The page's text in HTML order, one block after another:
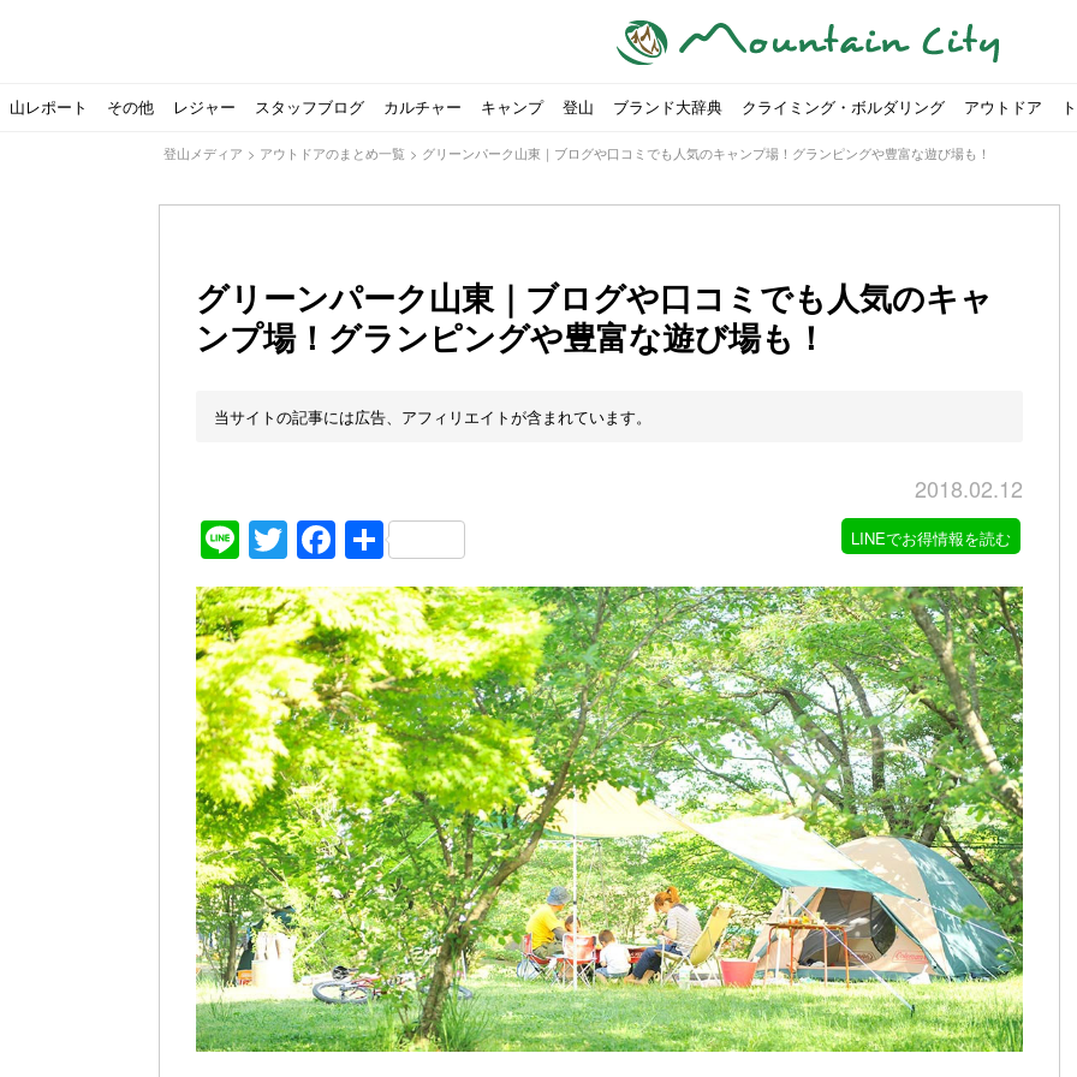
山レポート
北アルプスの最奥部、黒部・雲ノ平へ！有名なクラシックルート「北鎌尾根」から槍ヶ岳へ！登山女子Kajoの自粛明け登山企画vol.2〜初秋の黒岳編〜
その他
おでかけ情報サービス「aumo」が連携するメディア数が500社を突破！
使わない土地の負担が重荷に！権利を放棄できる？山を買ってレジャーを楽しみたい！山の値段相場や売買の注
レジャー
キャンプYouTuber尾上祐一郎が自信を持ってオススメ！ソロキャンプに最適なテント5選
アトミックのスキー板は初心者におすすめ！3つの理由, 選び方, おすすめモデル
【お手頃キャンピングカー紹介】Japan CampingCar Show
スタッフブログ
スノーピークの限定バーナー入荷しました猫が支配している島？ 福岡の猫島に行ってみた【こずチャンネル】使わなくなったキャンプ道具の行方！【
カルチャー
パタゴニアのウエアやビールが「地球を救う」その理由とは押入れに眠っていませんか？アウトドア用品をマウンガで高価買取する方法
2018年夏｜マウンテンシティインスタフォトコンテスト開催
キャンプ
【ソロキャンプの魅力を満喫】ソロテントの選び方やおすすめのテント7選をご紹介！
【ポップアップテントおすすめ5選】選び方や注意点・お手入れ方法を解説
【最強の保冷剤5選】保冷剤の役割や選び方・効率的な冷や
登山
ゴアテックスウエアの洗濯・保管やメンテナンス方法は？キャンプ女子Kajoが洗ってみた！
北アルプスの最奥部、黒部・雲ノ平へ！【ソロキャンプや登山に】湯切り不要パスタの作り方！深型
ブランド大辞典
【注目】モンベルがキャンプ用品に注力！｜モンベル春夏の新商品をご紹介
登山時計の代名詞スント・コアの魅力と使い方｜人気おすすめモデル5選
キャンプ・ハイキング用ヘッドライトを選ぶ4つのポイント
クライミング・ボルダリング
人気の靴メーカー！スカルパの特集！選び方とおすすめシューズをご紹介
クライミング道具はゼロポイントで揃えよう！種類別で人気アイテムを紹介！
【山岳四団体声明発表】なぜ今、登山やクライミングを自粛
アウトドア
パティシエキャンパーSakiさんに教わる！『かんたん手作りツナ』の作り方
パティシエキャンパーSakiさんに教わる！『本格マルゲリータピザ』の作り方
パティシエキャンパーSakiさんに教わる！『モッツァレラチ
登山歴3年目のテント泊装備・持ち物をご紹介します【八ヶ岳最高峰へ】南八ヶ岳テント泊登山、赤岳〜横岳〜硫黄岳の縦走コースをご紹介
北八ヶ岳池めぐり山行コース解説。日帰り可能なプランをご
【2021年最新！】9月Amazonのタイムセールをお得に攻略する方法
ペトロマックスの焚き火台でおすすめなものはどれ？特徴も合わせて解説！
ふるさと納税で焚き火台が手に入る？初心者でも手続きはカ
「オトナ女子の山登り」チャンネル、山下舞弓さんが動画投稿を始めたワケとは？
【山でも街でも】ジャックウルフスキンの魅力と用途別おすすめリュック9選
防水？非防水？トレイルランニングシューズはどちらを選ぶ
【高品質】この冬使いたいマーモットのフリース、ダウン！お得な入手方法も
ビクトリノックスのマルチツールを用途別で紹介！人生の相棒を見つけよう！
登山用リュックならグレゴリー！選ぶポイントと容量別おす
人気の靴メーカー！スカルパの特集！選び方とおすすめシューズをご紹介
フォックスファイヤーのおすすめウェア8選！防虫, 防水, カメラ用を解説
ヒルバーグのテントは用途に合わせてレーベルで選ぶ！おす
源流テンカラ釣り たいしょーの想い出釣行記＃１山形の源流「最初の装備は重かった」
源流テンカラ釣りのリアルがここにある！料理も魅力の「源流居酒屋よーこ」チャンネル徹底
【#STAY HOME】釣りに行けないから、家で魚を捌いてみよ
ゴアテックスウエアの洗濯・保管やメンテナンス方法は？キャンプ女子Kajoが洗ってみた！
日本向けに作られた『アクシーズクイン』、人気の理由とおすすめウェアを紹介
フォックスファイヤーのおすすめウェア8選！防虫, 防水, カ
源流テンカラ釣りのリアルがここにある！料理も魅力の「源流居酒屋よーこ」チャンネル徹底取材！
パティシエキャンパーSakiさんに教わる！『濃厚蒸しショコラ』の作り方
【#STAY HOME】お家でアウトドア気分〜ホットサンド編〜
【書籍発売！】ソロキャンプYouTuberタナの初のレシピ本、鉄フライパン「ごちそうレシピ」
【ソロキャンプや登山に】湯切り不要パスタの作り方！深型ソロクッカーでも作れるおすすめ
パティシエキャンパーSakiさんに教わる！『濃厚蒸しショコ
パティシエキャンパーSakiさんに教わる！簡単・美味しいなめらか『手作り豆腐』の作り方
パティシエキャンパーSakiさんに教わる！カリッ・ジュワ・トロ〜『ミルクティーフレンチト
パティシエキャンパーSakiさんに教わる！おかずにも酒の肴
登山メディア > アウトドアのまとめ一覧 > グリーンパーク山東｜ブログや口コミでも人気のキャンプ場！グランピングや豊富な遊び場も！
グリーンパーク山東｜ブログや口コミでも人気のキャ
ンプ場！グランピングや豊富な遊び場も！
当サイトの記事には広告、アフィリエイトが含まれています。
2018.02.12
LineTwitter
Facebook
共
有
LINEでお得情報を読む